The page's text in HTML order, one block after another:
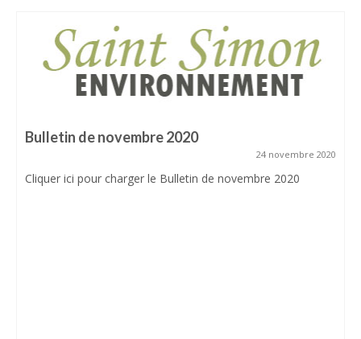
Plan du réseau de transport Tisséo du quartier
Plan des aménagements cyclables du quartier
Mairie
Associations
Bulletin de novembre 2020
24 novembre 2020
Cliquer ici pour charger le Bulletin de novembre 2020